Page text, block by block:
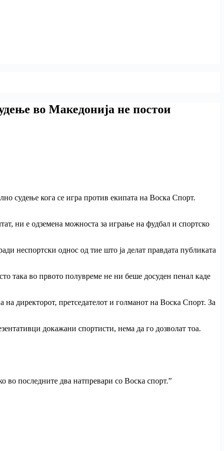
во Македонија не постои
судење кога се игра против екипата на Воска Спорт.
ни е одземена можноста за играње на фудбал и спортско
неспортски однос од тие што ја делат правдата публиката
така во првото полувреме не ни беше досуден пенал каде
директорот, претседателот и голманот на Воска Спорт. За
докажани спортисти, нема да го дозволат тоа.
во последните два натпревари со Воска спорт.”